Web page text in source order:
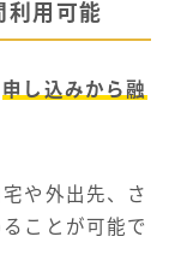
用可能
申し込みから融
や外出先、さ
ことが可能で